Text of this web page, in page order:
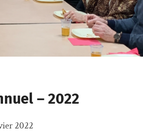
– 2022
2022